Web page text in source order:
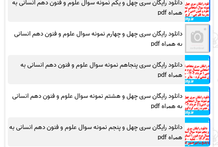
دانلود رایگان سری چهل و یکم نمونه سوال علوم و فنون دهم انسانی به
همراه pdf
دانلود رایگان سری چهل و چهارم نمونه سوال علوم و فنون دهم انسانی
به همراه pdf
دانلود رایگان سری پنجاهم نمونه سوال علوم و فنون دهم انسانی به
همراه pdf
دانلود رایگان سری چهل و هشتم نمونه سوال علوم و فنون دهم انسانی
به همراه pdf
دانلود رایگان سری چهل و پنجم نمونه سوال علوم و فنون دهم انسانی به
همراه pdf